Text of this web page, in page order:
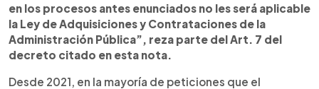
en los procesos antes enunciados no les será aplicable
la Ley de Adquisiciones y Contrataciones de la
Administración Pública”, reza parte del Art. 7 del
decreto citado en esta nota.
Desde 2021, en la mayoría de peticiones que el